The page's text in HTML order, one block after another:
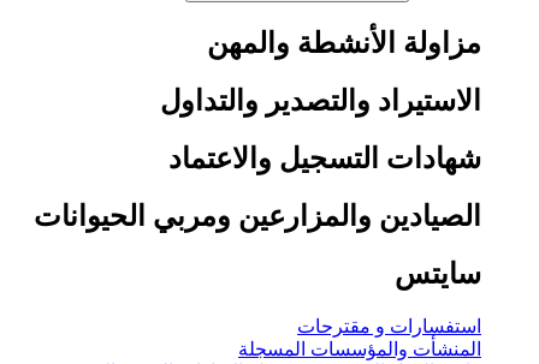
مزاولة الأنشطة والمهن
الاستيراد والتصدير والتداول
شهادات التسجيل والاعتماد
الصيادين والمزارعين ومربي الحيوانات
سايتس
استفسارات و مقترحات
المنشأت والمؤسسات المسجلة